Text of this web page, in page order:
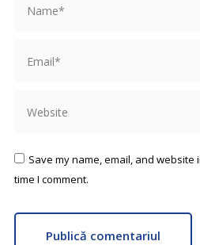
Save my name, email, and
time I comment.
Publică comentariul